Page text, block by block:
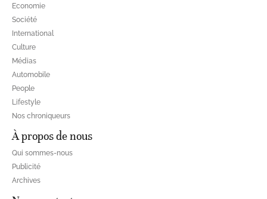
Economie
Société
International
Culture
Médias
Automobile
People
Lifestyle
Nos chroniqueurs
À propos de nous
Qui sommes-nous
Publicité
Archives